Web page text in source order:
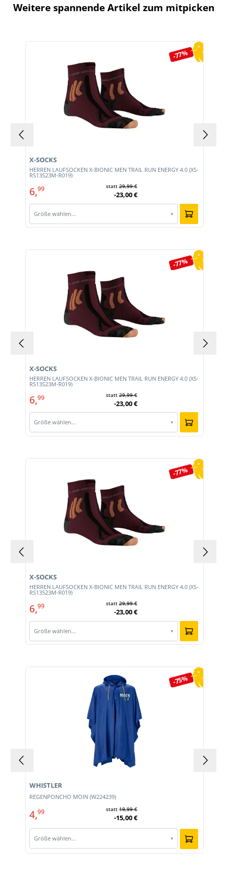
Weitere spannende Artikel zum mitpicken
-77%
HERREN LAUFSOCKEN X-BIONIC MEN TRAIL RUN ENERGY 4.0 (XS-
RS13S23M-R019)
X-SOCKS
6,99 statt29,99 €
-23,00 €
Größe wählen… ▾
-77%
HERREN LAUFSOCKEN X-BIONIC MEN TRAIL RUN ENERGY 4.0 (XS-
RS13S23M-R019)
X-SOCKS
6,99 statt29,99 €
-23,00 €
Größe wählen… ▾
-77%
HERREN LAUFSOCKEN X-BIONIC MEN TRAIL RUN ENERGY 4.0 (XS-
RS13S23M-R019)
X-SOCKS
6,99 statt29,99 €
-23,00 €
Größe wählen… ▾
-75%
REGENPONCHO MOIN (W224239)
WHISTLER
4,99 statt19,99 €
-15,00 €
Größe wählen… ▾